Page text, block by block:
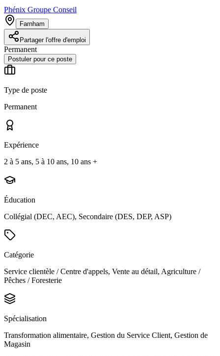
Phénix Groupe Conseil
Farnham
Partager l'offre d'emploi
Permanent
Postuler pour ce poste
Type de poste
Permanent
Expérience
2 à 5 ans, 5 à 10 ans, 10 ans +
Éducation
Collégial (DEC, AEC), Secondaire (DES, DEP, ASP)
Catégorie
Service clientèle / Centre d'appels, Vente au détail, Agriculture /
Pêches / Foresterie
Spécialisation
Transformation alimentaire, Gestion du Service Client, Gestion de
Magasin